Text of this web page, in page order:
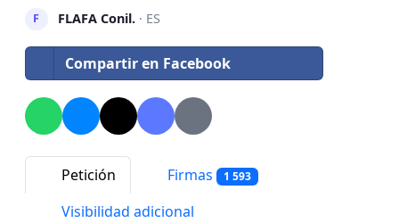
F FLAFA Conil.· ES
Compartir en Facebook
Petición Firmas 1 593
Visibilidad adicional